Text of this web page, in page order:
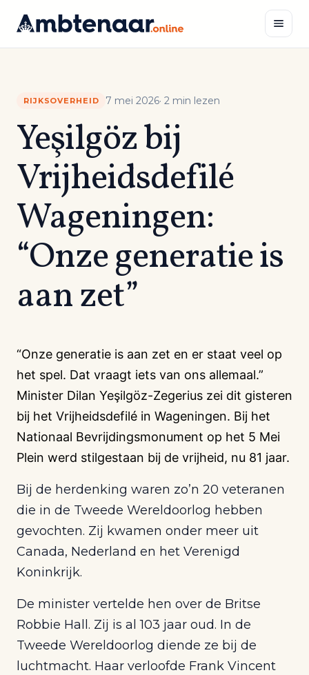
inhoud
RIJKSOVERHEID 7 mei 2026· 2 min lezen
Yeşilgöz bij
Vrijheidsdefilé
Wageningen:
“Onze generatie is
aan zet”
“Onze generatie is aan zet en er staat veel op
het spel. Dat vraagt iets van ons allemaal.”
Minister Dilan Yeşilgöz-Zegerius zei dit gisteren
bij het Vrijheidsdefilé in Wageningen. Bij het
Nationaal Bevrijdingsmonument op het 5 Mei
Plein werd stilgestaan bij de vrijheid, nu 81 jaar.
Bij de herdenking waren zo’n 20 veteranen
die in de Tweede Wereldoorlog hebben
gevochten. Zij kwamen onder meer uit
Canada, Nederland en het Verenigd
Koninkrijk.
De minister vertelde hen over de Britse
Robbie Hall. Zij is al 103 jaar oud. In de
Tweede Wereldoorlog diende ze bij de
luchtmacht. Haar verloofde Frank Vincent